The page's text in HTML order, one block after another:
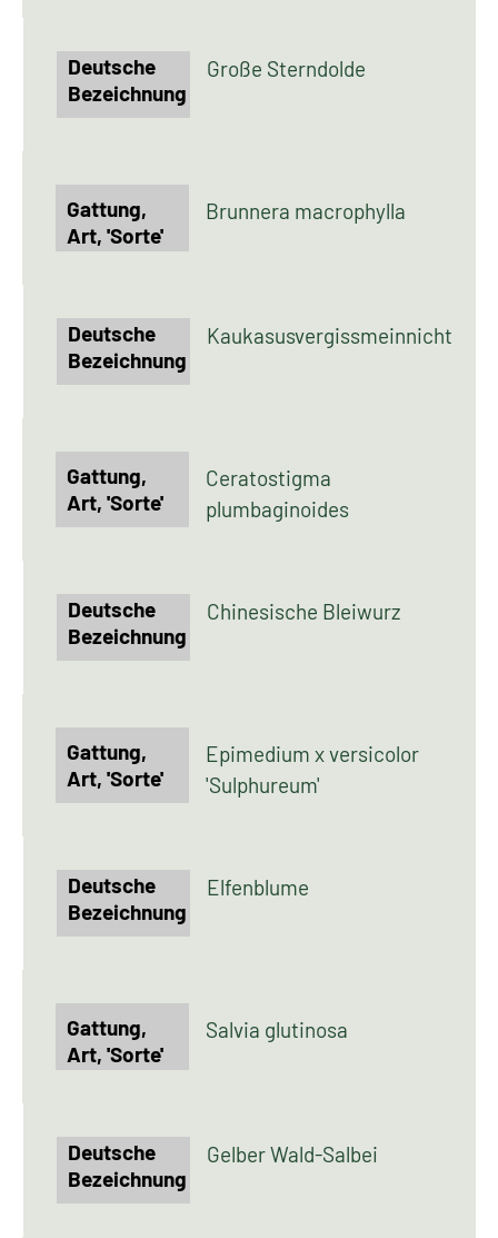
Große Sterndolde
Brunnera macrophylla
Kaukasusvergissmeinnicht
Ceratostigma
plumbaginoides
Chinesische Bleiwurz
Epimedium x versicolor
'Sulphureum'
Elfenblume
Salvia glutinosa
Gelber Wald-Salbei